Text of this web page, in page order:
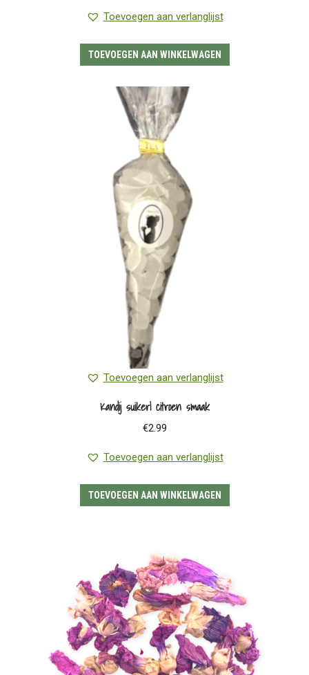
Toevoegen aan verlanglijst
TOEVOEGEN AAN WINKELWAGEN
Toevoegen aan verlanglijst
Kandij suiker| citroen smaak
€2.99
Toevoegen aan verlanglijst
TOEVOEGEN AAN WINKELWAGEN